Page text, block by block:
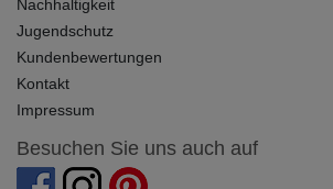
Nachhaltigkeit
Jugendschutz
Kundenbewertungen
Kontakt
Impressum
Besuchen Sie uns auch auf